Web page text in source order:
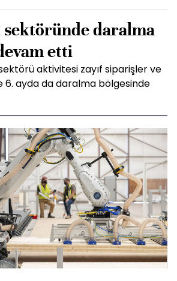
sektöründe daralma
etti
aktivitesi zayıf siparişler ve
6. ayda da daralma bölgesinde